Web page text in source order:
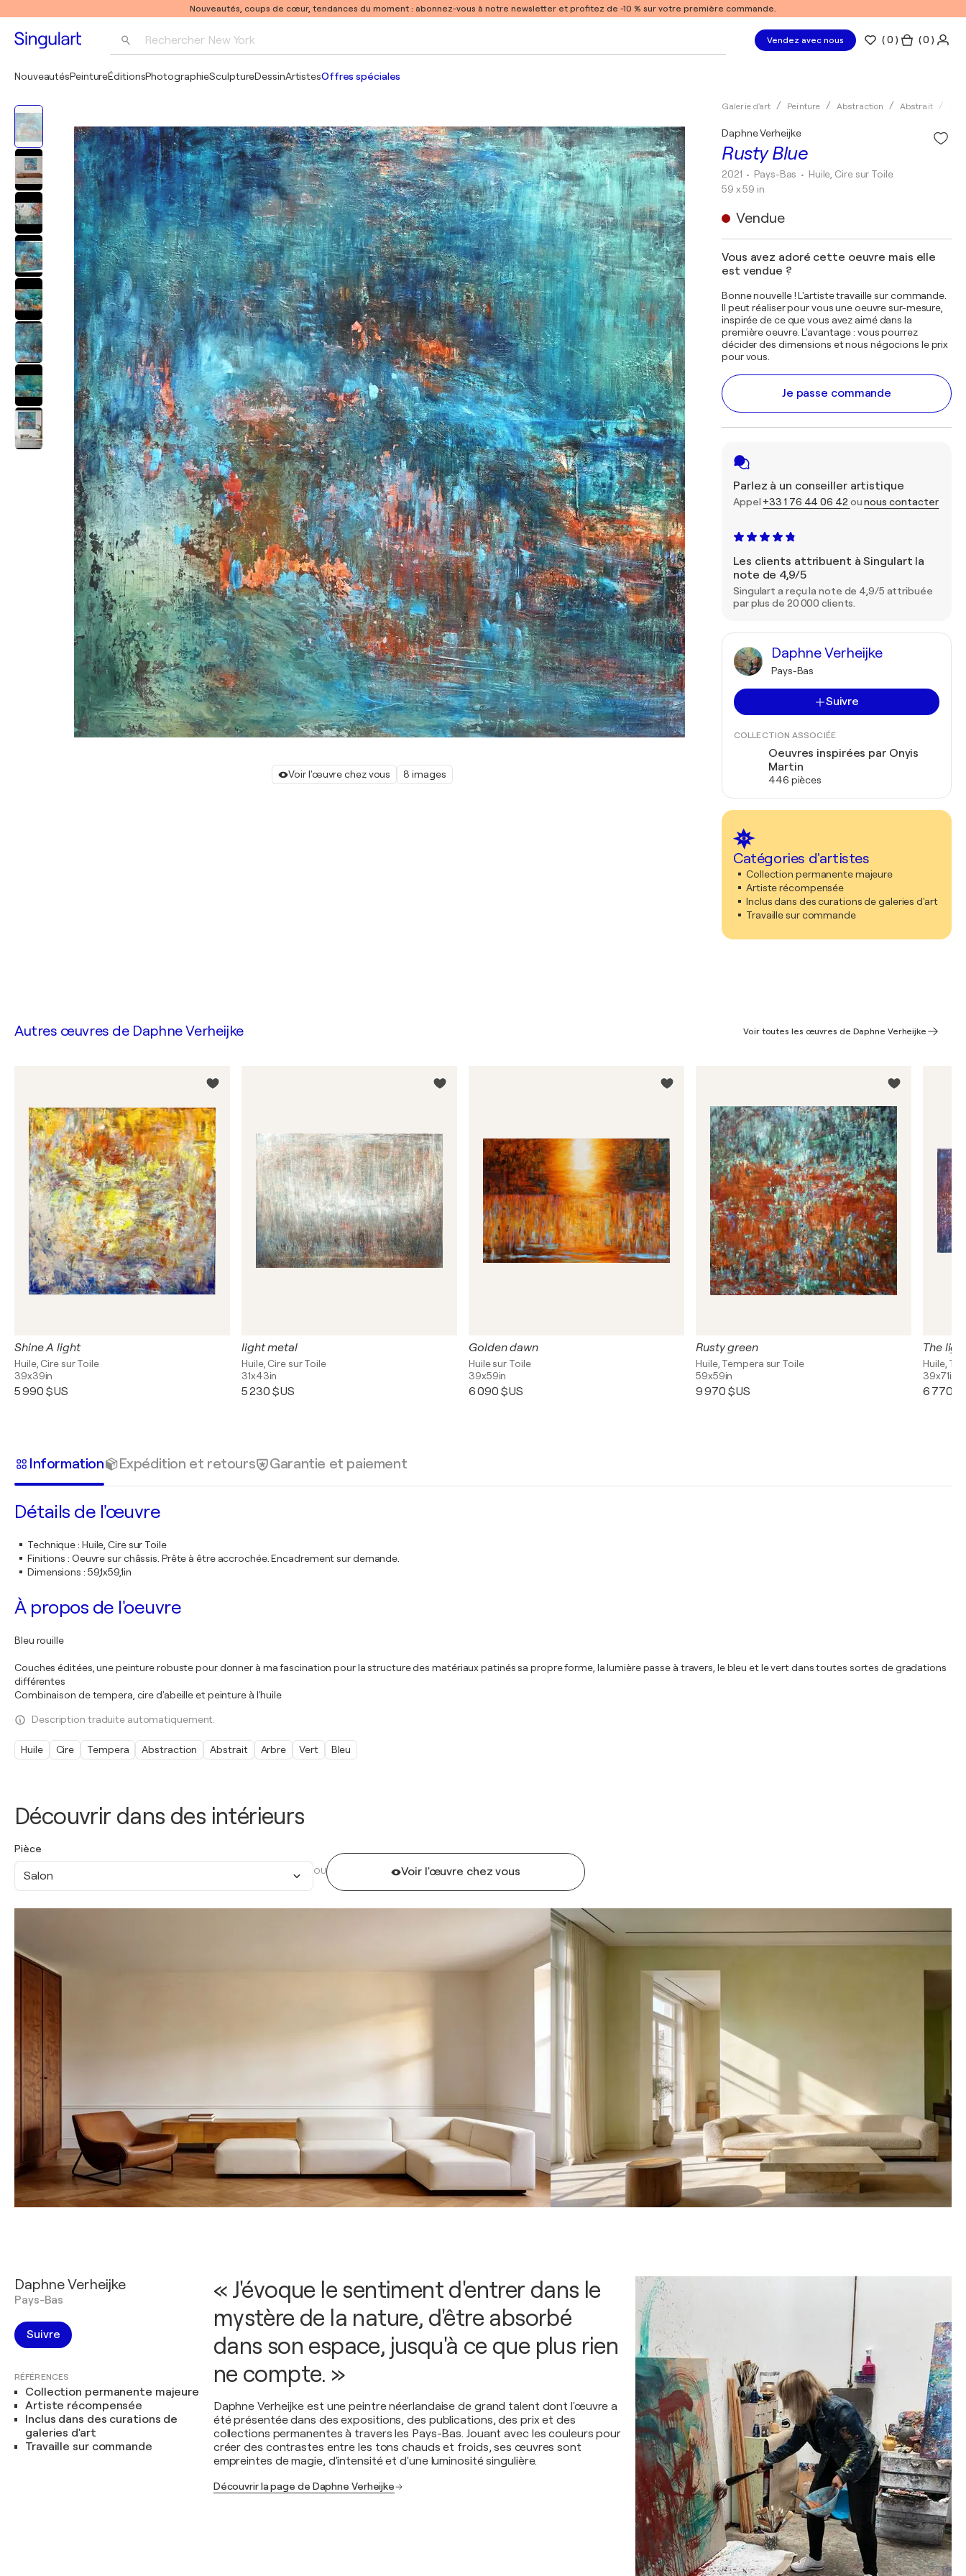
Nouveautés, coups de cœur, tendances du moment : abonnez-vous à notre newsletter et profitez de -10 % sur votre première commande.
Rechercher New York
Pablo Picasso
Vendez avec nous (0 ) ( 0 )
NouveautésPeintureÉditionsPhotographieSculptureDessinArtistesOffres spéciales
Voir l'œuvre chez vous 8 images
Galerie d'art Peinture Abstraction Abstrait
Rusty Blue
Daphne Verheijke
2021 • Pays-Bas • Huile, Cire sur Toile
59 x 59 in
Vendue
Vous avez adoré cette oeuvre mais elle
est vendue ?
Bonne nouvelle ! L'artiste travaille sur commande.
Il peut réaliser pour vous une oeuvre sur-mesure,
inspirée de ce que vous avez aimé dans la
première oeuvre. L'avantage : vous pourrez
décider des dimensions et nous négocions le prix
pour vous.
Je passe commande
Parlez à un conseiller artistique
Appel +33 1 76 44 06 42 ounous contacter
Les clients attribuent à Singulart la
note de 4,9/5
Singulart a reçu la note de 4,9/5 attribuée
par plus de 20 000 clients.
Daphne Verheijke
Pays-Bas
Suivre
COLLECTION ASSOCIÉE
Oeuvres inspirées par Onyis
Martin
446 pièces
Catégories d'artistes
Collection permanente majeure
Artiste récompensée
Inclus dans des curations de galeries d'art
Travaille sur commande
Découvrir dans des intérieurs
Pièce
Salon OU Voir l'œuvre chez vous
Autres œuvres de Daphne Verheijke Voir toutes les œuvres de Daphne Verheijke
Shine A light
Huile, Cire sur Toile
39x39in
5 990 $US
light metal
Huile, Cire sur Toile
31x43in
5 230 $US
Golden dawn
Huile sur Toile
39x59in
6 090 $US
Rusty green
Huile, Tempera sur Toile
59x59in
9 970 $US
The
Huile,
39x71in
6 770
Information Expédition et retours Garantie et paiement
Détails de l'œuvre
Technique: Huile, Cire sur Toile
Finitions : Oeuvre sur châssis. Prête à être accrochée. Encadrement sur demande.
Dimensions : 59,1x59,1in
À propos de l'oeuvre
Bleu rouille
Couches éditées, une peinture robuste pour donner à ma fascination pour la structure des matériaux patinés sa propre forme, la lumière passe à travers, le bleu et le vert dans toutes sortes de gradations
différentes
Combinaison de tempera, cire d'abeille et peinture à l'huile
Description traduite automatiquement.
Huile Cire Tempera Abstraction Abstrait Arbre Vert Bleu
Daphne Verheijke
Pays-Bas
Suivre
RÉFÉRENCES
Collection permanente majeure
Artiste récompensée
Inclus dans des curations de
galeries d'art
Travaille sur commande
« J'évoque le sentiment d'entrer dans le
mystère de la nature, d'être absorbé
dans son espace, jusqu'à ce que plus rien
ne compte. »
Daphne Verheijke est une peintre néerlandaise de grand talent dont l'œuvre a
été présentée dans des expositions, des publications, des prix et des
collections permanentes à travers les Pays-Bas. Jouant avec les couleurs pour
créer des contrastes entre les tons chauds et froids, ses œuvres sont
empreintes de magie, d'intensité et d'une luminosité singulière.
Découvrir la page de Daphne Verheijke